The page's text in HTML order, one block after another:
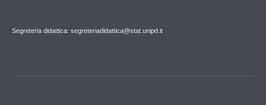
Segreteria didattica: segreteriadidattica@stat.unipd.it